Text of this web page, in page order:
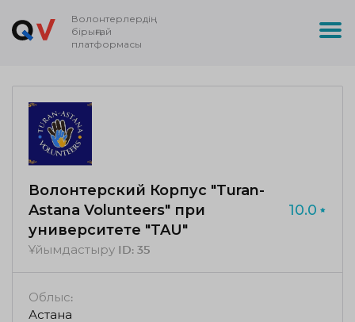
Волонтерлердің
бірыңғай
платформасы
Волонтерский Корпус "Turan-
Astana Volunteers" при
университете "TAU"
10.0
Ұйымдастыру ID: 35
Облыс:
Астана